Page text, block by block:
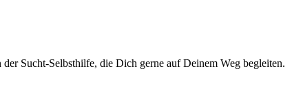
Sucht-Selbsthilfe, die Dich gerne auf Deinem Weg begleiten.